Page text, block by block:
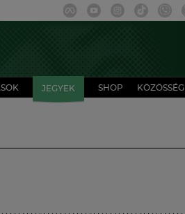
JEGYEK SHOP KÖZÖSSÉG